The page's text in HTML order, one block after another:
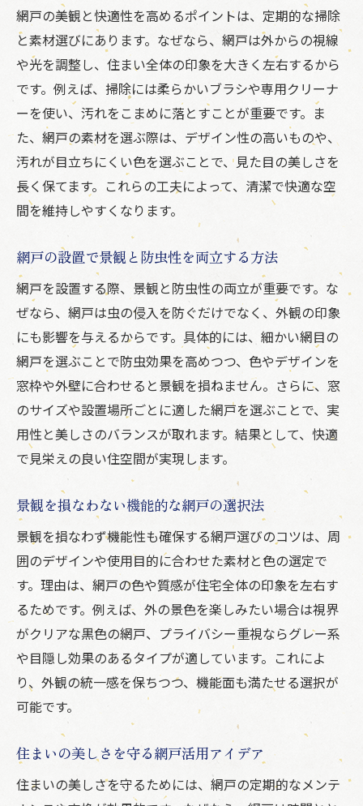
網戸の美観と快適性を高めるポイントは、定期的な掃除
と素材選びにあります。なぜなら、網戸は外からの視線
や光を調整し、住まい全体の印象を大きく左右するから
です。例えば、掃除には柔らかいブラシや専用クリーナ
ーを使い、汚れをこまめに落とすことが重要です。ま
た、網戸の素材を選ぶ際は、デザイン性の高いものや、
汚れが目立ちにくい色を選ぶことで、見た目の美しさを
長く保てます。これらの工夫によって、清潔で快適な空
間を維持しやすくなります。
網戸の設置で景観と防虫性を両立する方法
網戸を設置する際、景観と防虫性の両立が重要です。な
ぜなら、網戸は虫の侵入を防ぐだけでなく、外観の印象
にも影響を与えるからです。具体的には、細かい網目の
網戸を選ぶことで防虫効果を高めつつ、色やデザインを
窓枠や外壁に合わせると景観を損ねません。さらに、窓
のサイズや設置場所ごとに適した網戸を選ぶことで、実
用性と美しさのバランスが取れます。結果として、快適
で見栄えの良い住空間が実現します。
景観を損なわない機能的な網戸の選択法
景観を損なわず機能性も確保する網戸選びのコツは、周
囲のデザインや使用目的に合わせた素材と色の選定で
す。理由は、網戸の色や質感が住宅全体の印象を左右す
るためです。例えば、外の景色を楽しみたい場合は視界
がクリアな黒色の網戸、プライバシー重視ならグレー系
や目隠し効果のあるタイプが適しています。これによ
り、外観の統一感を保ちつつ、機能面も満たせる選択が
可能です。
住まいの美しさを守る網戸活用アイデア
住まいの美しさを守るためには、網戸の定期的なメンテ